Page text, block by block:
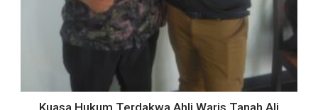
Kuasa Hukum Terdakwa Ahli Waris Tanah Ali